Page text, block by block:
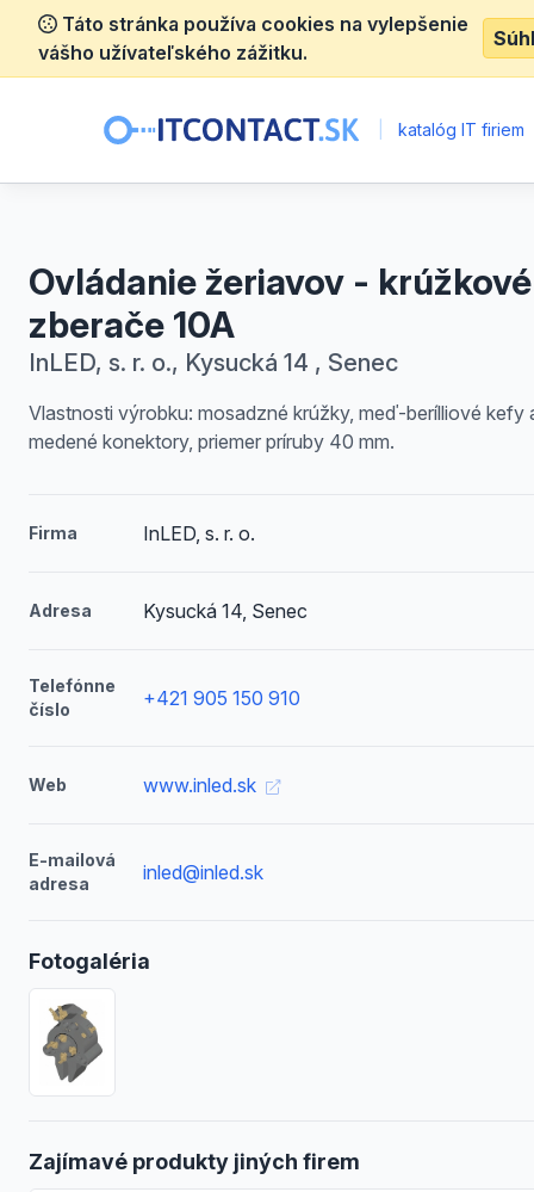
Táto stránka používa cookies na vylepšenie
vášho užívateľského zážitku.
katalóg IT firiem
Ovládanie žeriavov - krúžkové
zberače 10A
InLED, s. r. o., Kysucká 14 , Senec
Vlastnosti výrobku: mosadzné krúžky, meď-berílliové kefy
medené konektory, priemer príruby 40 mm.
Firma InLED, s. r. o.
Adresa Kysucká 14, Senec
Telefónne
číslo
+421 905 150 910
Web www.inled.sk
E-mailová
adresa
inled@inled.sk
Fotogaléria
Zajímavé produkty jiných firem